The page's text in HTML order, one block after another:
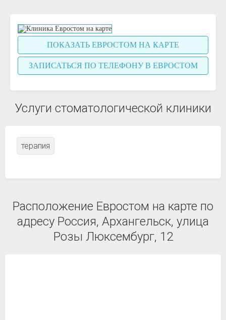
ПОКАЗАТЬ ЕВРОСТОМ НА КАРТЕ
ЗАПИСАТЬСЯ ПО ТЕЛЕФОНУ В ЕВРОСТОМ
Услуги стоматологической клиники
терапия
Расположение Евростом на карте по
адресу Россия, Архангельск, улица
Розы Люксембург, 12